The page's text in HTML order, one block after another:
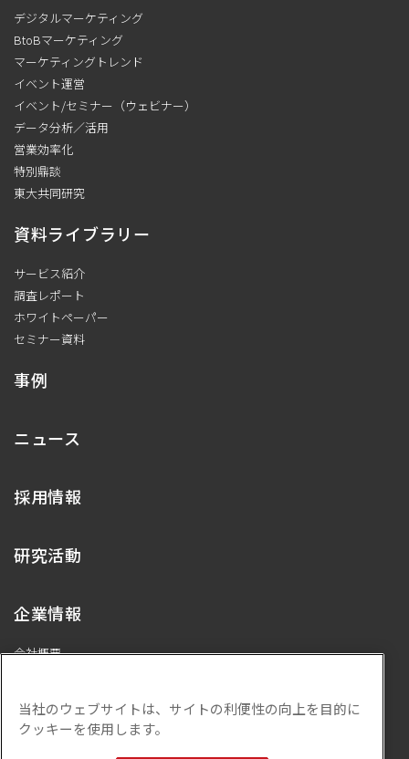
デジタルマーケティング
BtoBマーケティング
マーケティングトレンド
イベント運営
イベント/セミナー（ウェビナー）
データ分析／活用
営業効率化
特別鼎談
東大共同研究
資料ライブラリー
サービス紹介
調査レポート
ホワイトペーパー
セミナー資料
事例
ニュース
採用情報
研究活動
企業情報
会社概要
ISMS基本方針
サステナビリティ
当社のウェブサイトは、サイトの利便性の向上を目的に
クッキーを使用します。